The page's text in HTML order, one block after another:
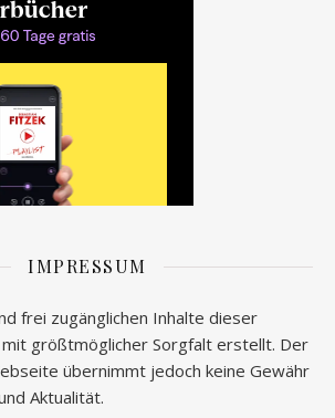
IMPRESSUM
frei zugänglichen Inhalte dieser
größtmöglicher Sorgfalt erstellt. Der
übernimmt jedoch keine Gewähr
Aktualität.